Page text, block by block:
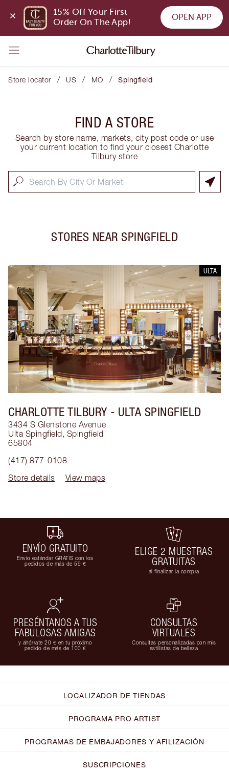
15% Off Your First
Order On The App!
OPEN APP
Store locator / US / MO / Spingfield
FIND A STORE
Search by store name, markets, city post code or use
your current location to find your closest Charlotte
Tilbury store
STORES NEAR SPINGFIELD
ULTA
CHARLOTTE TILBURY - ULTA SPINGFIELD
3434 S Glenstone Avenue
Ulta Spingfield, Spingfield
65804
(417) 877-0108
Store details
View maps
ENVÍO GRATUITO
Envío estándar GRATIS con los
pedidos de más de 59 €
ELIGE 2 MUESTRAS
GRATUITAS
al finalizar la compra
PRESÉNTANOS A TUS
FABULOSAS AMIGAS
y ahórrate 20 € en tu próximo
pedido de más de 100 €
CONSULTAS
VIRTUALES
Consultas personalizadas con mis
estilistas de belleza
LOCALIZADOR DE TIENDAS
PROGRAMA PRO ARTIST
PROGRAMAS DE EMBAJADORES Y AFILIZACIÓN
SUSCRIPCIONES